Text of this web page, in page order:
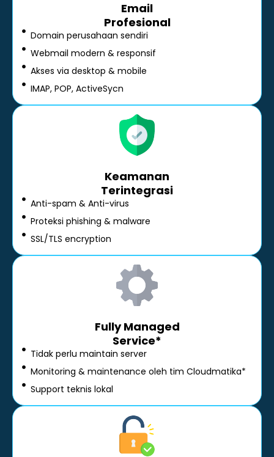
Email
Profesional
Domain perusahaan sendiri
Webmail modern & responsif
Akses via desktop & mobile
IMAP, POP, ActiveSycn
Keamanan
Terintegrasi
Anti-spam & Anti-virus
Proteksi phishing & malware
SSL/TLS encryption
Fully Managed
Service*
Tidak perlu maintain server
Monitoring & maintenance oleh tim Cloudmatika*
Support teknis lokal